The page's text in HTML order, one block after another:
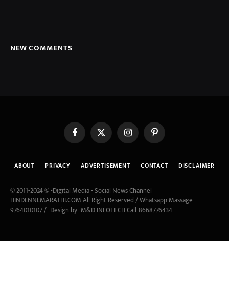
NEW COMMENTS
FacebookX
(Twitter)
InstagramPinterest
ABOUT PRIVACY ADVERTISEMENT CONTACT DISCLAIMER
© 2011-2024 © -Digital Media - Social News Channel
HINDI.NNLMARATHI.COM All Right Reserved / Whatsapp Massage-
9764010107 /- Design by -M&D INFOTECH Call-8668776434